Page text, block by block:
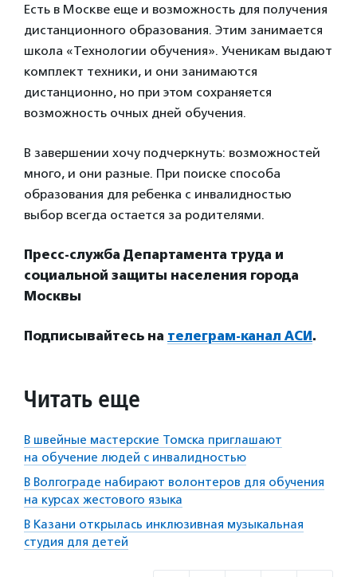
Есть в Москве еще и возможность для получения
дистанционного образования. Этим занимается
школа «Технологии обучения». Ученикам выдают
комплект техники, и они занимаются
дистанционно, но при этом сохраняется
возможность очных дней обучения.
В завершении хочу подчеркнуть: возможностей
много, и они разные. При поиске способа
образования для ребенка с инвалидностью
выбор всегда остается за родителями.
Пресс-служба Департамента труда и
социальной защиты населения города
Москвы
Подписывайтесь на телеграм-канал АСИ.
Читать еще
В швейные мастерские Томска приглашают
на обучение людей с инвалидностью
В Волгограде набирают волонтеров для обучения
на курсах жестового языка
В Казани открылась инклюзивная музыкальная
студия для детей